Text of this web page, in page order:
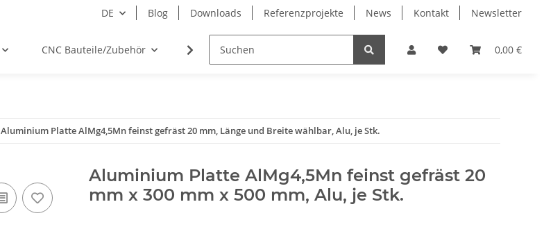
DE Blog Downloads Referenzprojekte News Kontakt Newsletter
0,00 €
CNC Bauteile/Zubehör Elektro Lagertechnik Lineartechnik
Aluminium Platte AlMg4,5Mn feinst gefräst 20 mm, Länge und Breite wählbar, Alu, je Stk.
Aluminium Platte AlMg4,5Mn feinst gefräst 20
mm x 300 mm x 500 mm, Alu, je Stk.